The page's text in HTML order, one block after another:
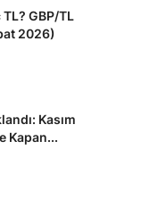
GBP/TL
2026)
Kasım
Kapan...